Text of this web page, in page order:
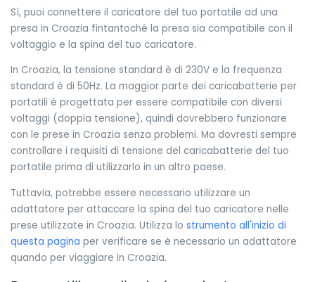
Sì, puoi connettere il caricatore del tuo portatile ad una
presa in Croazia fintantoché la presa sia compatibile con il
voltaggio e la spina del tuo caricatore.
In Croazia, la tensione standard è di 230V e la frequenza
standard è di 50Hz. La maggior parte dei caricabatterie per
portatili è progettata per essere compatibile con diversi
voltaggi (doppia tensione), quindi dovrebbero funzionare
con le prese in Croazia senza problemi. Ma dovresti sempre
controllare i requisiti di tensione del caricabatterie del tuo
portatile prima di utilizzarlo in un altro paese.
Tuttavia, potrebbe essere necessario utilizzare un
adattatore per attaccare la spina del tuo caricatore nelle
prese utilizzate in Croazia. Utilizza lo strumento all'inizio di
questa pagina per verificare se è necessario un adattatore
quando per viaggiare in Croazia.